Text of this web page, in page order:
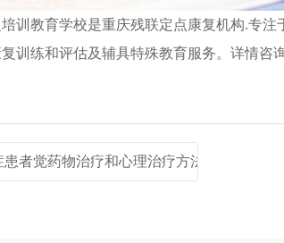
训教育学校是重庆残联定点康复机构.专
训练和评估及辅具特殊教育服务。详情咨
患者觉药物治疗和心理治疗方法